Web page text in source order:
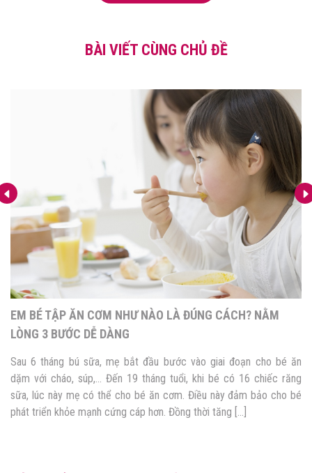
BÀI VIẾT CÙNG CHỦ ĐỀ
4 PHƯƠNG PHÁP ĂN DẶM CHO BÉ PHỔ BIẾN NHẤT HIỆN
NAY
Quá trình phát triển trưởng thành của con không thể thiếu giai đoạn
ăn dặm. Đây không chỉ là cơ hội giúp bé hình thành thói quen, kỹ
năng ăn uống sau này mà còn là thời điểm vàng bổ sung dưỡng
chất cho sự phát triển toàn diện của trẻ. Tuy nhiên, nhiều mẹ […]